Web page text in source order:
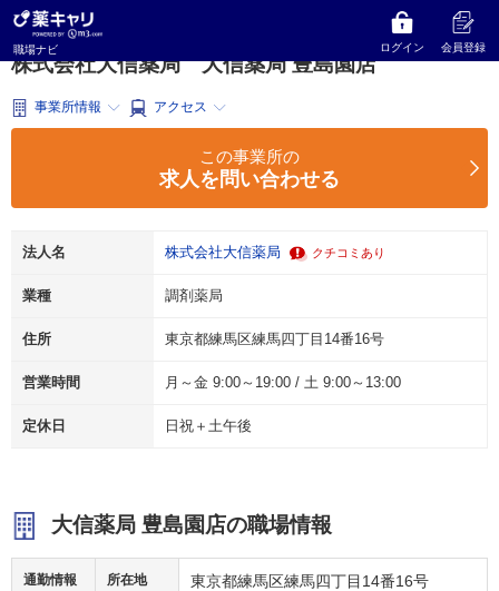
職場ナビ ログイン 会員登録
薬キャリ 職場ナビ
株式会社大信薬局
大信薬局 豊島園店
株式会社大信薬局 大信薬局 豊島園店
事業所情報 アクセス
この事業所の
求人を問い合わせる
法人名 株式会社大信薬局 クチコミあり
業種 調剤薬局
住所 東京都練馬区練馬四丁目14番16号
営業時間 月～金 9:00～19:00 / 土 9:00～13:00
定休日 日祝＋土午後
大信薬局 豊島園店の職場情報
通勤情報 所在地 東京都練馬区練馬四丁目14番16号